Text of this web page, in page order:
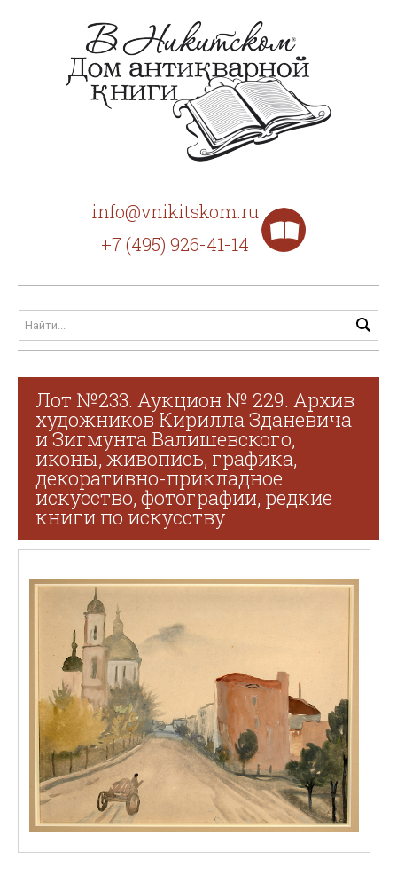
info@vnikitskom.ru
+7 (495) 926-41-14
Лот №233. Аукцион № 229. Архив
художников Кирилла Зданевича
и Зигмунта Валишевского,
иконы, живопись, графика,
декоративно-прикладное
искусство, фотографии, редкие
книги по искусству